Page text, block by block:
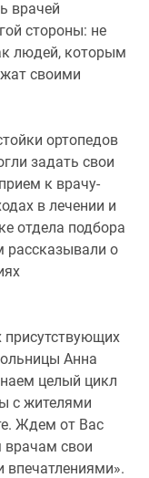
врачей
стороны: не
людей, которым
своими
ортопедов
задать свои
к врачу-
в лечении и
отдела подбора
рассказывали о
присутствующих
Анна
целый цикл
с жителями
Ждем от Вас
врачам свои
впечатлениями».